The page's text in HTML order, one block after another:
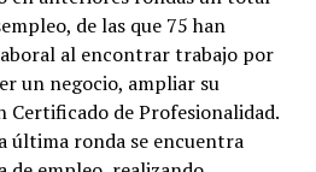
de las que 75 han
al encontrar trabajo por
un negocio, ampliar su
de Profesionalidad.
última ronda se encuentra